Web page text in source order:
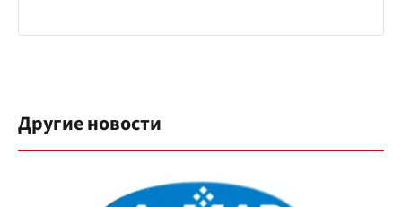
Другие новости